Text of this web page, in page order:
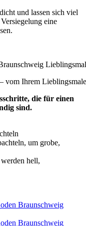
und lassen sich viel
eine
vom Ihrem
die für einen
sind.
um grobe,
hell,